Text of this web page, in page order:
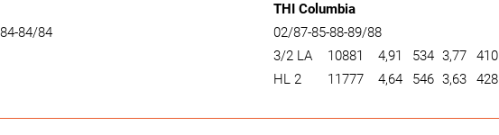
84/84
THI Columbia
02/87-85-88-89/88
3/2 LA
10881 4,91 534 3,77
410
HL 2
11777 4,64 546 3,63 428